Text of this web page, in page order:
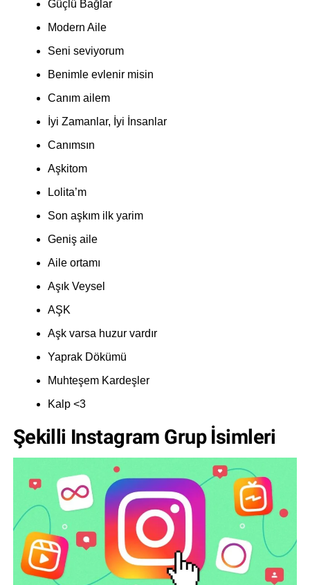
Güçlü Bağlar
Modern Aile
Seni seviyorum
Benimle evlenir misin
Canım ailem
İyi Zamanlar, İyi İnsanlar
Canımsın
Aşkitom
Lolita’m
Son aşkım ilk yarim
Geniş aile
Aile ortamı
Aşık Veysel
AŞK
Aşk varsa huzur vardır
Yaprak Dökümü
Muhteşem Kardeşler
Kalp <3
Şekilli Instagram Grup İsimleri